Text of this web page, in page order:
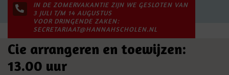
IN DE ZOMERVAKANTIE ZIJN WE GESLOTEN VAN
3 JULI T/M 14 AUGUSTUS
VOOR DRINGENDE ZAKEN:
SECRETARIAAT@HANNAHSCHOLEN.NL
Cie arrangeren en toewijzen:
13.00 uur